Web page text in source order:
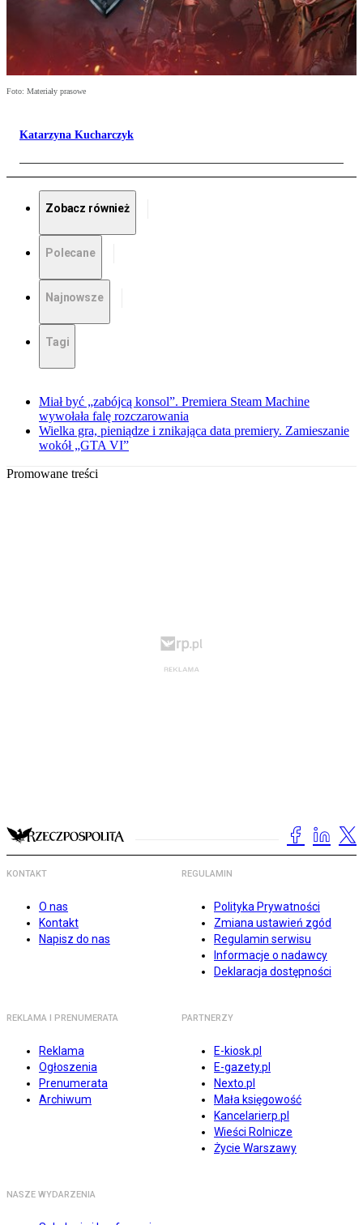
Foto: Materiały prasowe
Katarzyna Kucharczyk
Zobacz również
Polecane
Najnowsze
Tagi
Miał być „zabójcą konsol”. Premiera Steam Machine
wywołała falę rozczarowania
Wielka gra, pieniądze i znikająca data premiery. Zamieszanie
wokół „GTA VI”
Promowane treści
KONTAKT
O nas
Kontakt
Napisz do nas
REGULAMIN
Polityka Prywatności
Zmiana ustawień zgód
Regulamin serwisu
Informacje o nadawcy
Deklaracja dostępności
REKLAMA I PRENUMERATA
Reklama
Ogłoszenia
Prenumerata
Archiwum
PARTNERZY
E-kiosk.pl
E-gazety.pl
Nexto.pl
Mała księgowość
Kancelarierp.pl
Wieści Rolnicze
Życie Warszawy
NASZE WYDARZENIA